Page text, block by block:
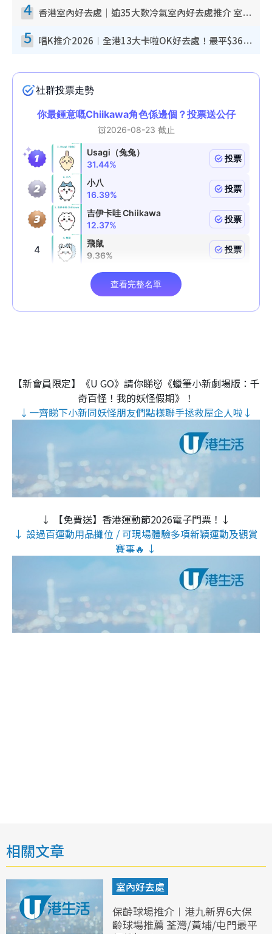
4 香港室內好去處｜逾35大歎冷氣室內好去處推介 室內活動免費避雨無懼落雨
5 唱K推介2026︱全港13大卡啦OK好去處！最平$36起 日文K都有！(附地址+收費詳情)
【新會員限定】《U GO》請你睇👹《蠟筆小新劇場版：千
奇百怪！我的妖怪假期》！
↓一齊睇下小新同妖怪朋友們點樣聯手拯救屋企人啦↓
↓ 【免費送】香港運動節2026電子門票！↓
↓ 設過百運動用品攤位 / 可現場體驗多項新穎運動及觀賞
賽事🔥 ↓
相關文章
室內好去處
保齡球場推介︱港九新界6大保
齡球場推薦 荃灣/黃埔/屯門最平